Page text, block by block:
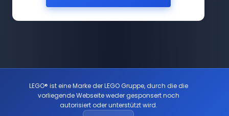
LEGO® ist eine Marke der LEGO Gruppe, durch die die
vorliegende Webseite weder gesponsert noch
autorisiert oder unterstützt wird.